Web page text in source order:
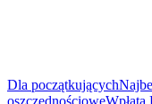
Dla początkujących
oszczędnościoweWpłata